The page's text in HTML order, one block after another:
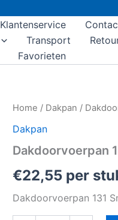
Klantenservice
Transport
Favorieten
Home / Dakpan /
Dakpan
Dakdoorvoerpan
€22,55 per
Dakdoorvoerpan 131
Dakdoorvoerpan
Sneldek
45°
pans
zwart
aantal